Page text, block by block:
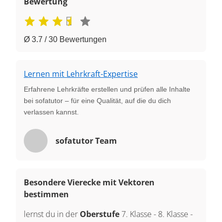
Ø 3.7 / 30 Bewertungen
Lernen mit Lehrkraft-Expertise
Erfahrene Lehrkräfte erstellen und prüfen alle Inhalte
bei sofatutor – für eine Qualität, auf die du dich
verlassen kannst.
sofatutor Team
Besondere Vierecke mit Vektoren
bestimmen
lernst du in der Oberstufe7. Klasse - 8. Klasse -